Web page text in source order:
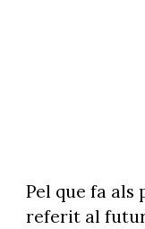
Pel que fa als
referit al